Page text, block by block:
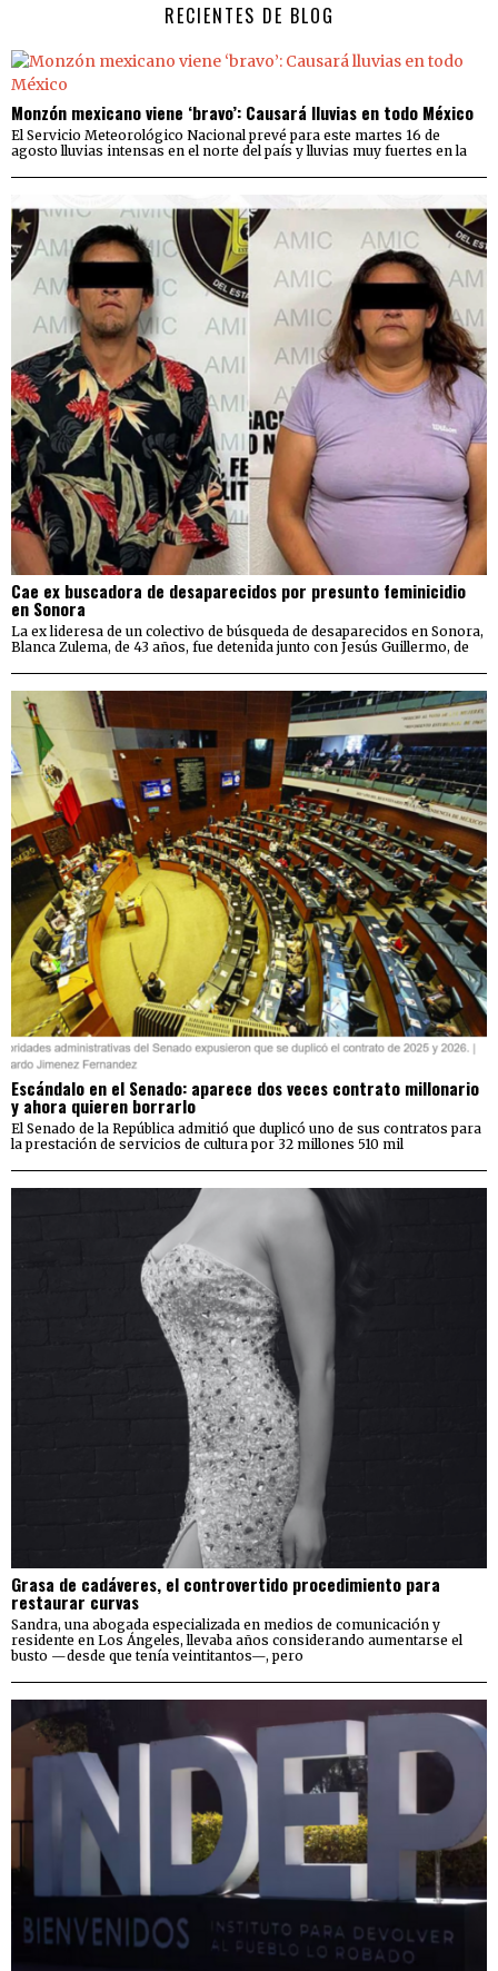
RECIENTES DE BLOG
Monzón mexicano viene ‘bravo’: Causará lluvias en todo México
El Servicio Meteorológico Nacional prevé para este martes 16 de
agosto lluvias intensas en el norte del país y lluvias muy fuertes en la
Cae ex buscadora de desaparecidos por presunto feminicidio
en Sonora
La ex lideresa de un colectivo de búsqueda de desaparecidos en Sonora,
Blanca Zulema, de 43 años, fue detenida junto con Jesús Guillermo, de
Escándalo en el Senado: aparece dos veces contrato millonario
y ahora quieren borrarlo
El Senado de la República admitió que duplicó uno de sus contratos para
la prestación de servicios de cultura por 32 millones 510 mil
Grasa de cadáveres, el controvertido procedimiento para
restaurar curvas
Sandra, una abogada especializada en medios de comunicación y
residente en Los Ángeles, llevaba años considerando aumentarse el
busto —desde que tenía veintitantos—, pero